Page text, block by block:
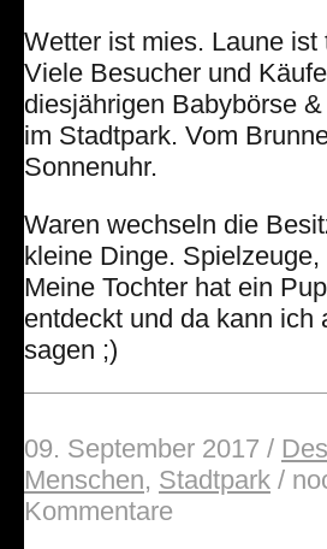
Wetter ist mies. Laune ist
Viele Besucher und
diesjährigen Babybörse
im Stadtpark. Vom
Sonnenuhr.
Waren wechseln die
kleine Dinge.
Meine Tochter hat ein
entdeckt und da kann ich
sagen ;)
09. September 2017 /
Menschen, Stadtpark /
Kommentare